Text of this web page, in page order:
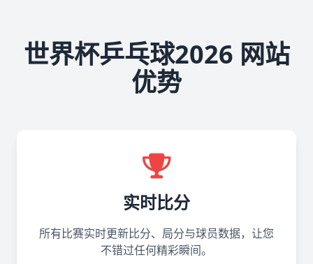
世界杯乒乓球2026 网站
优势
实时比分
所有比赛实时更新比分、局分与球员数据，让您
不错过任何精彩瞬间。